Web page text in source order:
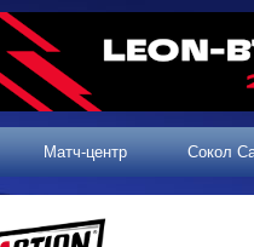
Матч-центр Сокол